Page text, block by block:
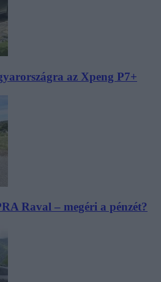
az Xpeng P7+
Raval – megéri a pénzét?